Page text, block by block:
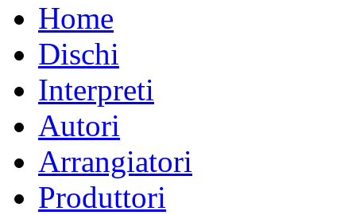
Home
Dischi
Interpreti
Autori
Arrangiatori
Produttori